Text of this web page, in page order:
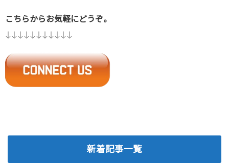
こちらからお気軽にどうぞ。
↓↓↓↓↓↓↓↓↓↓↓
新着記事一覧